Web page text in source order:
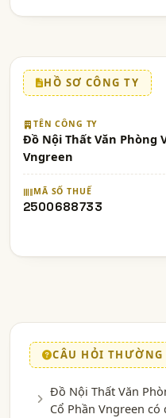
HỒ SƠ CÔNG TY
TÊN CÔNG TY
Đồ Nội Thất Văn Phòng
Vngreen
MÃ SỐ THUẾ
2500688733
CÂU HỎI THƯỜNG
Đồ Nội Thất Văn
Cổ Phần Vngreen có